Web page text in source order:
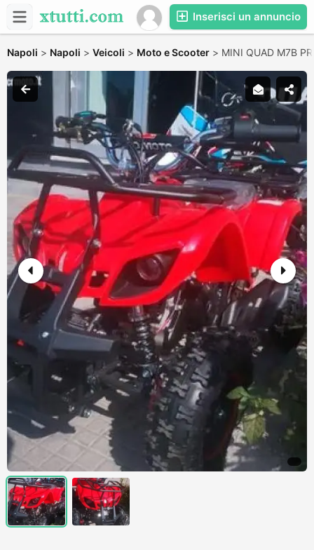
Inserisci un annuncio
Napoli > Napoli > Veicoli > Moto e Scooter > MINI QUAD M7B